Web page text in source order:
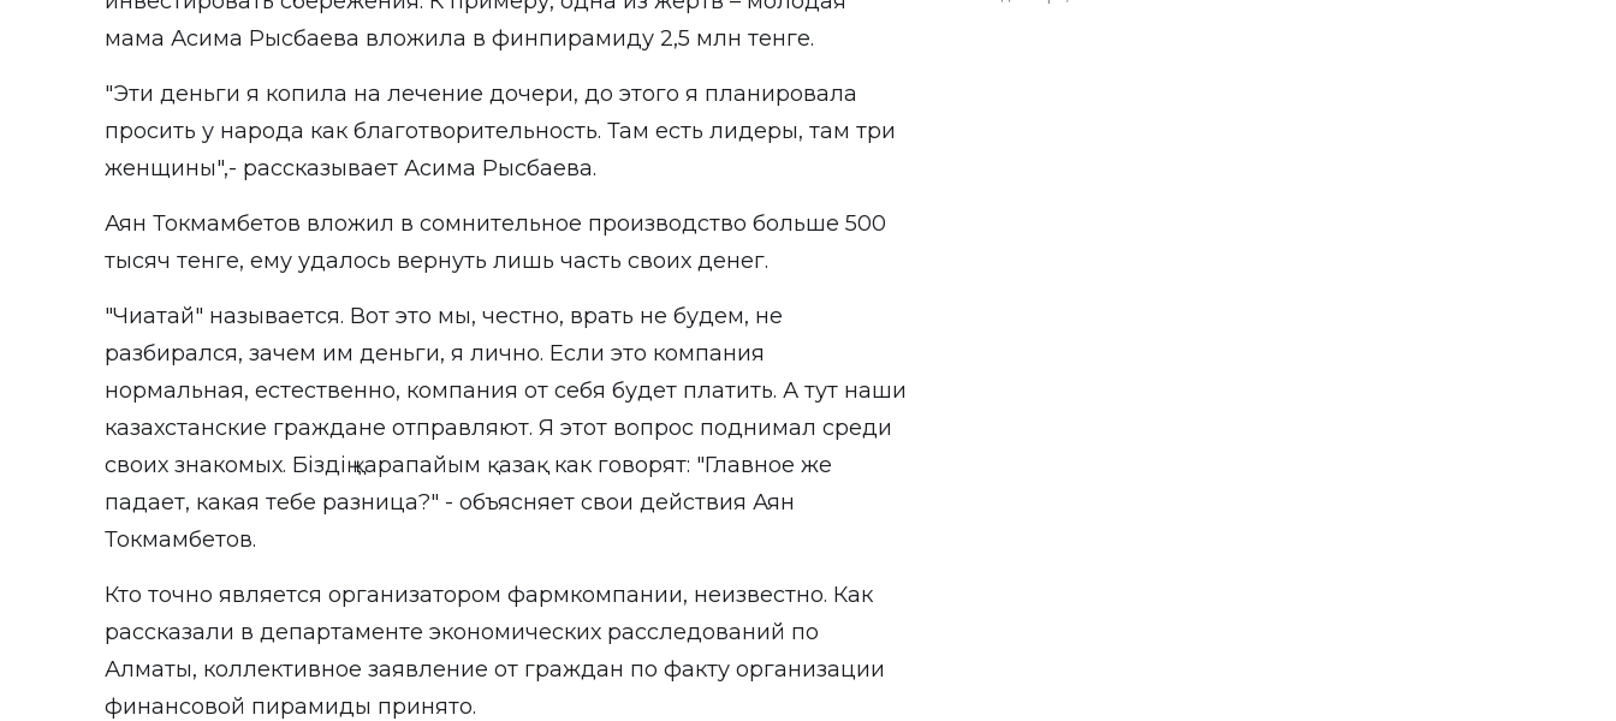
мама Асима Рысбаева вложила в финпирамиду 2,5 млн тенге.
"Эти деньги я копила на лечение дочери, до этого я планировала
просить у народа как благотворительность. Там есть лидеры, там три
женщины",- рассказывает Асима Рысбаева.
Аян Токмамбетов вложил в сомнительное производство больше 500
тысяч тенге, ему удалось вернуть лишь часть своих денег.
"Чиатай" называется. Вот это мы, честно, врать не будем, не
разбирался, зачем им деньги, я лично. Если это компания
нормальная, естественно, компания от себя будет платить. А тут наши
казахстанские граждане отправляют. Я этот вопрос поднимал среди
своих знакомых. Біздің қарапайым қазақ как говорят: "Главное же
падает, какая тебе разница?" - объясняет свои действия Аян
Токмамбетов.
Кто точно является организатором фармкомпании, неизвестно. Как
рассказали в департаменте экономических расследований по
Алматы, коллективное заявление от граждан по факту организации
финансовой пирамиды принято.